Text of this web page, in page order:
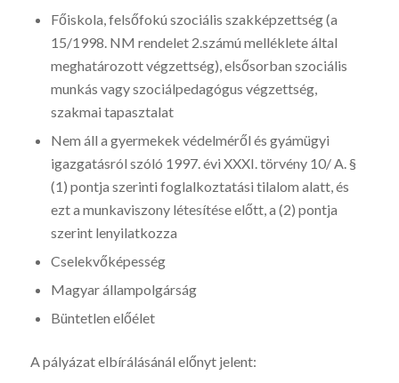
Főiskola, felsőfokú szociális szakképzettség (a
15/1998. NM rendelet 2.számú melléklete által
meghatározott végzettség), elsősorban szociális
munkás vagy szociálpedagógus végzettség,
szakmai tapasztalat
Nem áll a gyermekek védelméről és gyámügyi
igazgatásról szóló 1997. évi XXXI. törvény 10/ A. §
(1) pontja szerinti foglalkoztatási tilalom alatt, és
ezt a munkaviszony létesítése előtt, a (2) pontja
szerint lenyilatkozza
Cselekvőképesség
Magyar állampolgárság
Büntetlen előélet
A pályázat elbírálásánál előnyt jelent: